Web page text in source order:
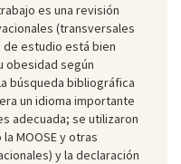
es una revisión
(transversales
estudio está bien
obesidad según
búsqueda bibliográfica
un idioma importante
adecuada; se utilizaron
MOOSE y otras
y la declaración